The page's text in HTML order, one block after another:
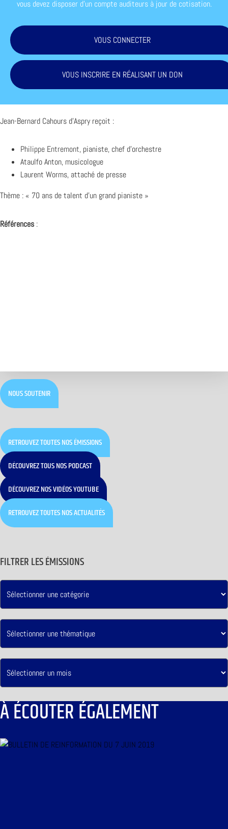
vous devez disposer d'un compte auditeurs à jour de cotisation.
VOUS CONNECTER
VOUS INSCRIRE EN RÉALISANT UN DON
Jean-Bernard Cahours d’Aspry reçoit :
Philippe Entremont, pianiste, chef d’orchestre
Ataulfo Anton, musicologue
Laurent Worms, attaché de presse
Thème : « 70 ans de talent d’un grand pianiste »
Références :
NOUS SOUTENIR
RETROUVEZ TOUTES NOS ÉMISSIONS
DÉCOUVREZ TOUS NOS PODCAST
DÉCOUVREZ NOS VIDÉOS YOUTUBE
RETROUVEZ TOUTES NOS ACTUALITÉS
FILTRER LES ÉMISSIONS
À ÉCOUTER ÉGALEMENT